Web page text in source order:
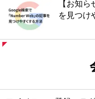
【お知
を見つけ